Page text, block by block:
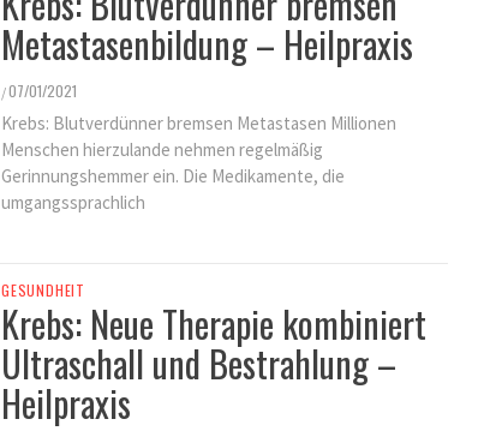
Metastasenbildung – Heilpraxis
/07/01/2021
Krebs: Blutverdünner bremsen Metastasen Millionen
Menschen hierzulande nehmen regelmäßig
Gerinnungshemmer ein. Die Medikamente, die
umgangssprachlich
GESUNDHEIT
Krebs: Neue Therapie kombiniert
Ultraschall und Bestrahlung –
Heilpraxis